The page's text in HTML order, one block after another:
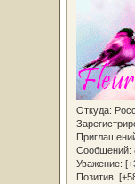
Откуда:
Сообщений:
Уважение:
Позитив: